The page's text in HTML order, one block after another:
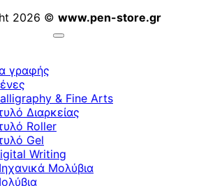
2026 © www.pen-store.gr
γραφής
& Fine Arts
Διαρκείας
Roller
Gel
Writing
Μολύβια